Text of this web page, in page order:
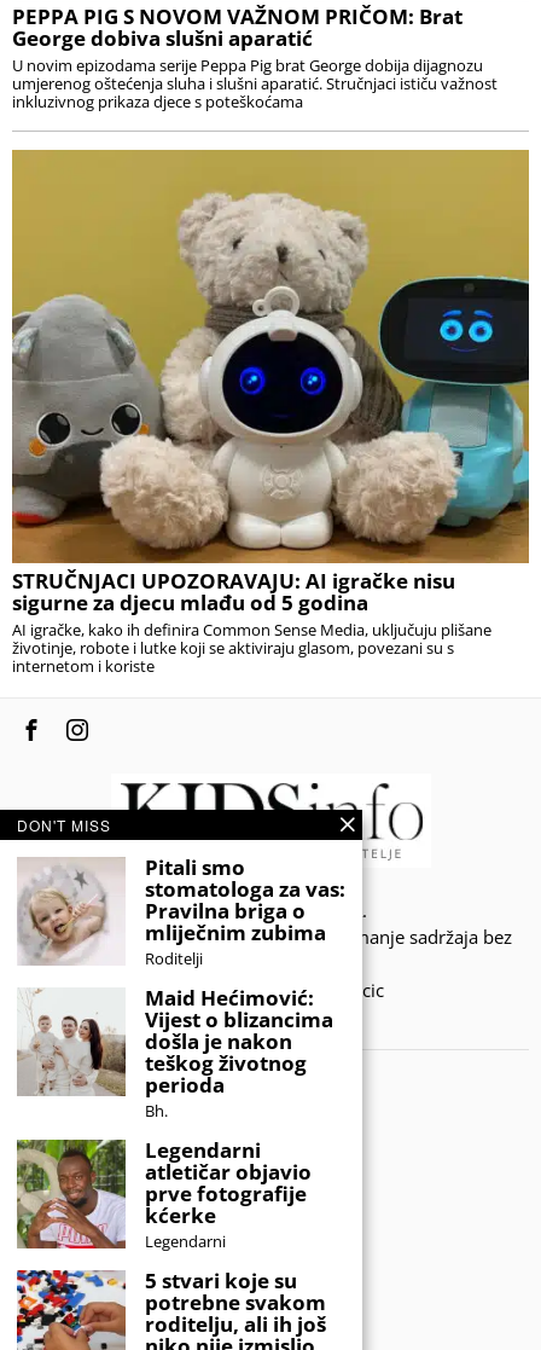
PEPPA PIG S NOVOM VAŽNOM PRIČOM: Brat
George dobiva slušni aparatić
U novim epizodama serije Peppa Pig brat George dobija dijagnozu
umjerenog oštećenja sluha i slušni aparatić. Stručnjaci ističu važnost
inkluzivnog prikaza djece s poteškoćama
STRUČNJACI UPOZORAVAJU: AI igračke nisu
sigurne za djecu mlađu od 5 godina
AI igračke, kako ih definira Common Sense Media, uključuju plišane
životinje, robote i lutke koji se aktiviraju glasom, povezani su s
internetom i koriste
© 2020 - KIDSINFO.BA.
Sva prava zadržana. Zabranjeno preuzimanje sadržaja bez
dozvole izdavača.
Developed by Amar SIjercic
IZAŠAO JE NOVI MAGAZIN!
DON'T MISS
Pitali smo
stomatologa za vas:
Pravilna briga o
mliječnim zubima
Roditelji
Maid Hećimović:
Vijest o blizancima
došla je nakon
teškog životnog
perioda
Bh.
Legendarni
atletičar objavio
prve fotografije
kćerke
Legendarni
5 stvari koje su
potrebne svakom
roditelju, ali ih još